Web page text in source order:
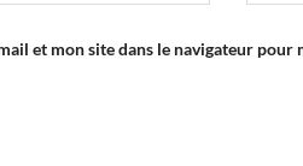
et mon site dans le navigateur